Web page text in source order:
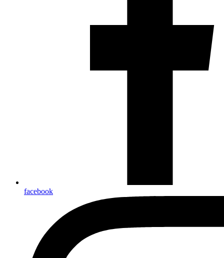
facebook